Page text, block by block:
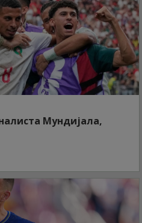
Мундијала,